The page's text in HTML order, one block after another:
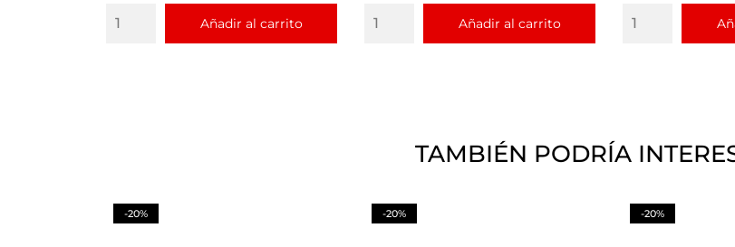
Añadir al carrito Añadir al carrito
TAMBIÉN PODRÍA
-20% -20% -20%